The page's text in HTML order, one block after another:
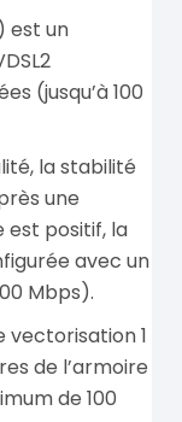
est un
(jusqu’à 100
la stabilité
une
est positif, la
avec un
Mbps).
vectorisation 1
de l’armoire
de 100